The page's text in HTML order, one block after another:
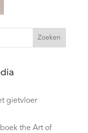
Zoeken
gietvloer
the Art of